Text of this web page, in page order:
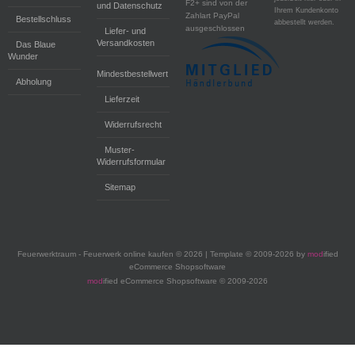
Bestellschluss
Das Blaue
Wunder
Abholung
und Datenschutz
Liefer- und
Versandkosten
Mindestbestellwert
Lieferzeit
Widerrufsrecht
Muster-
Widerrufsformular
Sitemap
F2+ sind von der
Zahlart PayPal
ausgeschlossen
Ihrem Kundenkonto
abbestellt werden.
Feuerwerktraum - Feuerwerk online kaufen © 2026 | Template © 2009-2026 by modified
eCommerce Shopsoftware
modified eCommerce Shopsoftware © 2009-2026